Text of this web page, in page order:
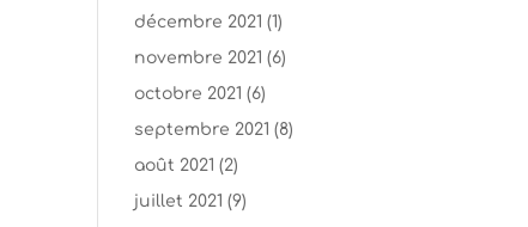
décembre 2021 (1)
novembre 2021 (6)
octobre 2021 (6)
septembre 2021 (8)
août 2021 (2)
juillet 2021 (9)